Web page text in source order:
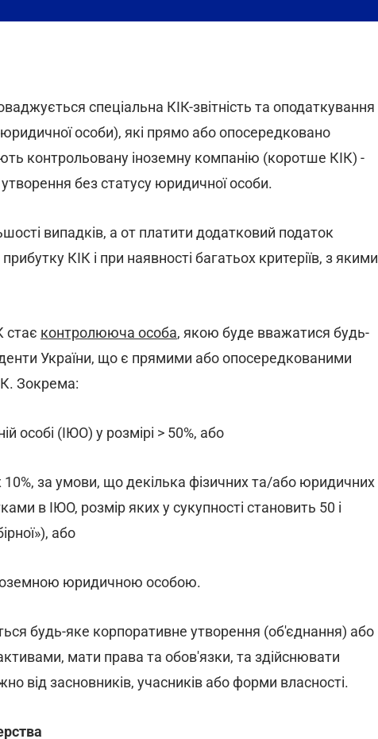
спеціальна КІК-звітність та оподаткування
особи), які прямо або опосередковано
контрольовану іноземну компанію (коротше КІК) -
без статусу юридичної особи.
випадків, а от платити додатковий податок
КІК і при наявності багатьох критеріїв, з якими
стає контролююча особа, якою буде вважатися будь-
України, що є прямими або опосередкованими
Зокрема:
особі (ІЮО) у розмірі > 50%, або
10%, за умови, що декілька фізичних та/або юридичних
в ІЮО, розмір яких у сукупності становить 50 і
або
юридичною особою.
будь-яке корпоративне утворення (об'єднання) або
мати права та обов'язки, та здійснювати
від засновників, учасників або форми власності.